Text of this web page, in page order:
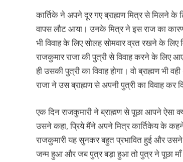
कार्तिके ने अपने दूर गए ब्राह्मण मित्र से मिलने
वापस लौट आया। उनके मित्र ने इस राज का कारण
भी विवाह के लिए सोलह सोमवार व्रत रखने के लिए
राजकुमार राजा की पुत्री से विवाह करने के लिए
ही उसकी पुत्री का विवाह होगा। वो ब्राह्मण
राजा ने उस ब्राह्मण से अपनी पुत्री का विवाह कर
एक दिन राजकुमारी ने ब्राह्मण से पूछा आपने ऐसा
उसने कहा, प्रिये मैंने अपने मित्र कार्तिकेय के
राजकुमारी यह सुनकर बहुत प्रभावित हुई और
जन्म हुआ और जब पुत्र बड़ा हुआ तो पुत्र ने पूछा माँ